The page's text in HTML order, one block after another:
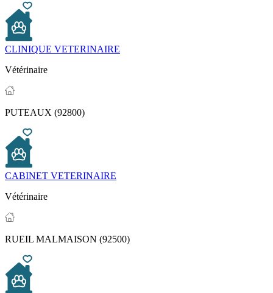
CLINIQUE VETERINAIRE
Vétérinaire
PUTEAUX (92800)
CABINET VETERINAIRE
Vétérinaire
RUEIL MALMAISON (92500)